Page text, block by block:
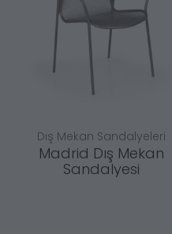
Dış Mekan Sandalyeleri
Madrid Dış Mekan
Sandalyesi